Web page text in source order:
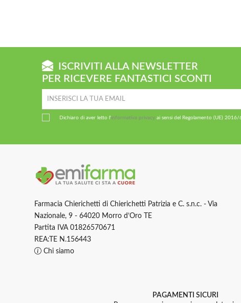
ISCRIVITI ALLA NEWSLETTER
PER RICEVERE FANTASTICI SCONTI
Dichiaro di aver letto l'informativa privacy ai sensi del Regolamento (UE) 2016/
Farmacia Chierichetti di Chierichetti Patrizia e C. s.n.c. - Via
Nazionale, 9 - 64020 Morro d’Oro TE
Partita IVA 01826570671
REA:TE N.156443
Chi siamo
PAGAMENTI SICURI